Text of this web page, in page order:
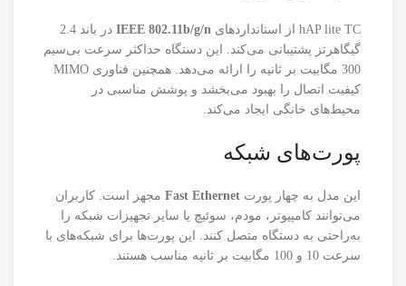
hAP lite TC از استانداردهای IEEE 802.11b/g/n
در باند 2.4
گیگاهرتز پشتیبانی می‌کند. این دستگاه حداکثر سرعت بی‌سیم
300 مگابیت بر ثانیه را ارائه می‌دهد. همچنین فناوری MIMO
کیفیت اتصال را بهبود می‌بخشد و پوشش مناسبی در
محیط‌های خانگی ایجاد می‌کند.
پورت‌های شبکه
این مدل به چهار پورت Fast Ethernet مجهز است. کاربران
می‌توانند کامپیوتر، مودم، سوئیچ یا سایر تجهیزات شبکه را
به‌راحتی به دستگاه متصل کنند. این پورت‌ها برای شبکه‌های با
سرعت 10 و 100 مگابیت بر ثانیه مناسب هستند.